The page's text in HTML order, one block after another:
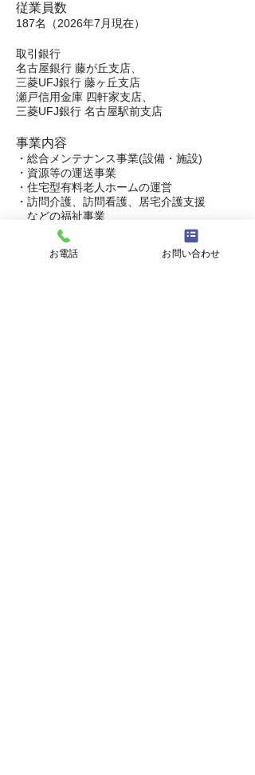
従業員数
187名（2026年7月現在）
取引銀行
名古屋銀行 藤が丘支店、
三菱UFJ銀行 藤ヶ丘支店
瀬戸信用金庫 四軒家支店、
三菱UFJ銀行 名古屋駅前支店
事業内容
・総合メンテナンス事業(設備・施設)
・資源等の運送事業
・住宅型有料老人ホームの運営
・訪問介護、訪問看護、居宅介護支援
などの福祉事業
お電話 お問い合わせ